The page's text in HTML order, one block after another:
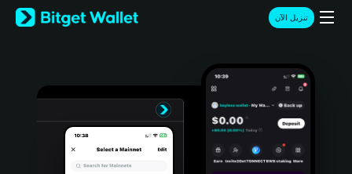
English
日本語
Türkçe
تنزيل الآن